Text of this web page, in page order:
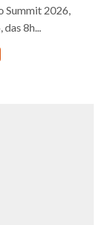
Summit 2026,
8h...